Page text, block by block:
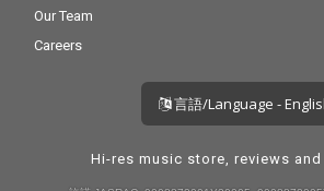
Our Team
Careers
言語/Language -
Hi-res music store, reviews